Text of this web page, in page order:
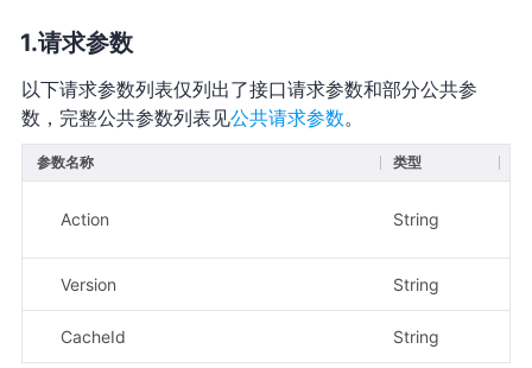
请求参数
以下请求参数列表仅列出了接口请求参数和部分公共参
数，完整公共参数列表见公共请求参数。
参数名称 类型
Action String
Version String
CacheId String